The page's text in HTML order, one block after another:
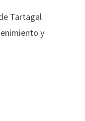
Tartagal
y